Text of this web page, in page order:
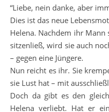
“Liebe, nein danke, aber
Dies ist das neue
Helena. Nachdem ihr Mann
sitzenließ, wird sie auch
– gegen eine Jüngere.
Nun reicht es ihr. Sie
sie Lust hat – mit
Doch da gibt es den
Helena verliebt. Hat er